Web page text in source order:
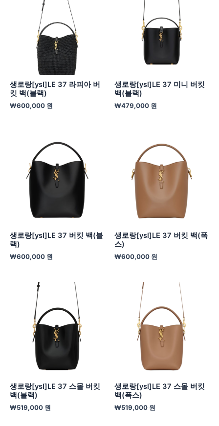
생로랑[ysl]LE 37 라피아 버
킷 백(블랙)
₩600,000 원
생로랑[ysl]LE 37 미니 버킷
백(블랙)
₩479,000 원
생로랑[ysl]LE 37 버킷 백(블
랙)
₩600,000 원
생로랑[ysl]LE 37 버킷 백(폭
스)
₩600,000 원
생로랑[ysl]LE 37 스몰 버킷
백(블랙)
₩519,000 원
생로랑[ysl]LE 37 스몰 버킷
백(폭스)
₩519,000 원